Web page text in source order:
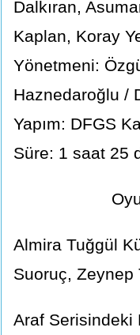
Dalkıran,
Kaplan, Koray
Yönetmeni:
Haznedaroğlu /
Yapım: DFGS
Süre: 1 saat 25
Almira Tuğgül
Suoruç, Zeynep
Araf Serisindeki